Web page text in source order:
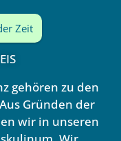
Zeit
gehören zu den
Gründen der
wir in unseren